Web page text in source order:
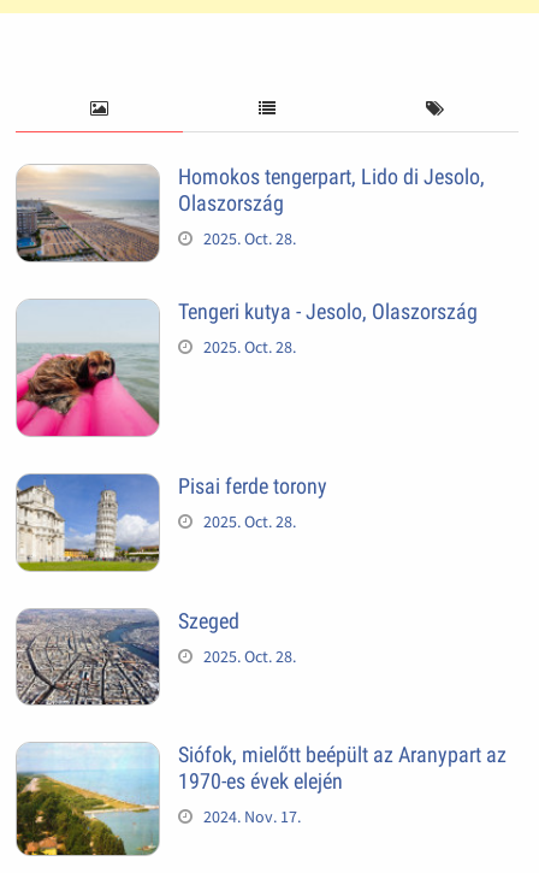
Homokos tengerpart, Lido di Jesolo,
Olaszország
2025. Oct. 28.
Tengeri kutya - Jesolo, Olaszország
2025. Oct. 28.
Pisai ferde torony
2025. Oct. 28.
Szeged
2025. Oct. 28.
Siófok, mielőtt beépült az Aranypart az
1970-es évek elején
2024. Nov. 17.